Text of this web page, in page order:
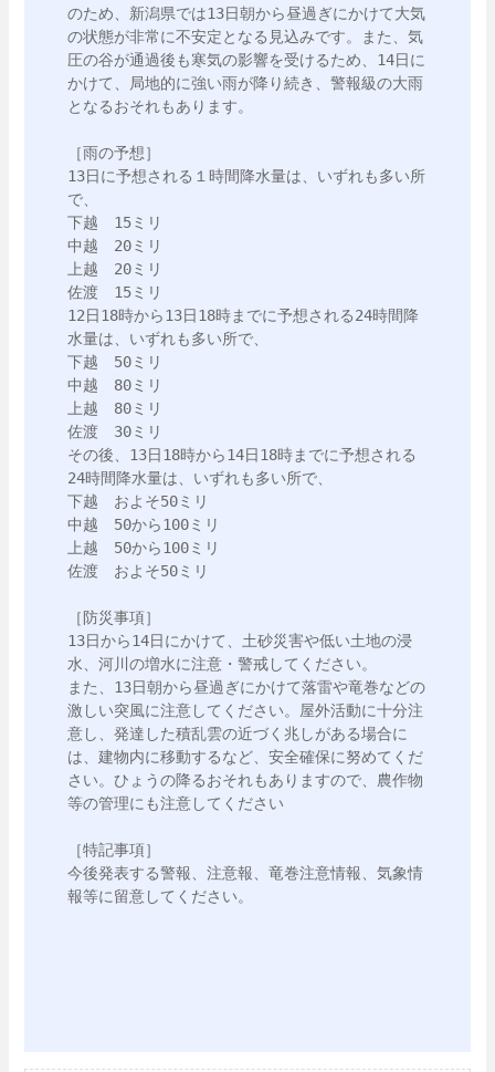
のため、新潟県では13日朝から昼過ぎにかけて大気
の状態が非常に不安定となる見込みです。また、気
圧の谷が通過後も寒気の影響を受けるため、14日に
かけて、局地的に強い雨が降り続き、警報級の大雨
となるおそれもあります。
［雨の予想］
13日に予想される１時間降水量は、いずれも多い所
で、
下越　15ミリ
中越　20ミリ
上越　20ミリ
佐渡　15ミリ
12日18時から13日18時までに予想される24時間降
水量は、いずれも多い所で、
下越　50ミリ
中越　80ミリ
上越　80ミリ
佐渡　30ミリ
その後、13日18時から14日18時までに予想される
24時間降水量は、いずれも多い所で、
下越　およそ50ミリ
中越　50から100ミリ
上越　50から100ミリ
佐渡　およそ50ミリ
［防災事項］
13日から14日にかけて、土砂災害や低い土地の浸
水、河川の増水に注意・警戒してください。
また、13日朝から昼過ぎにかけて落雷や竜巻などの
激しい突風に注意してください。屋外活動に十分注
意し、発達した積乱雲の近づく兆しがある場合に
は、建物内に移動するなど、安全確保に努めてくだ
さい。ひょうの降るおそれもありますので、農作物
等の管理にも注意してください
［特記事項］
今後発表する警報、注意報、竜巻注意情報、気象情
報等に留意してください。